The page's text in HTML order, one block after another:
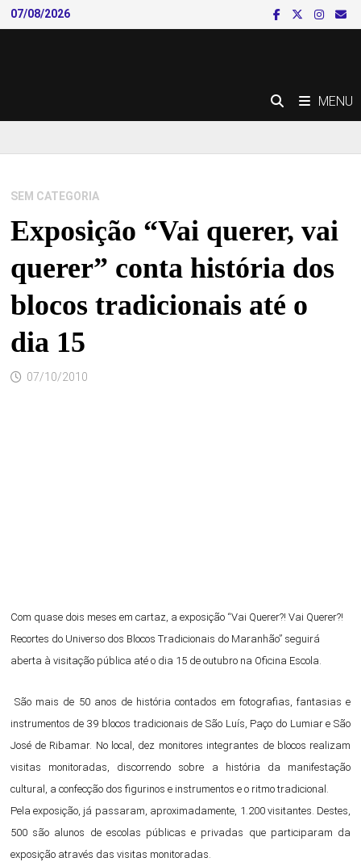
Skip
to
07/08/2026
MENU
SEM CATEGORIA
Exposição “Vai querer, vai
querer” conta história dos
blocos tradicionais até o
dia 15
07/10/2010
Com quase dois meses em cartaz, a exposição “Vai Querer?! Vai Querer?!
Recortes do Universo dos Blocos Tradicionais do Maranhão” seguirá
aberta à visitação pública até o dia 15 de outubro na Oficina Escola.
São mais de 50 anos de história contados em fotografias, fantasias e
instrumentos de 39 blocos tradicionais de São Luís, Paço do Lumiar e São
José de Ribamar. No local, dez monitores integrantes de blocos realizam
visitas monitoradas, discorrendo sobre a história da manifestação
cultural, a confecção dos figurinos e instrumentos e o ritmo tradicional.
Pela exposição, já passaram, aproximadamente, 1.200 visitantes. Destes,
500 são alunos de escolas públicas e privadas que participaram da
exposição através das visitas monitoradas.